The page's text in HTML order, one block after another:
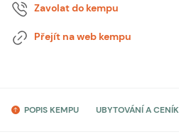
Zavolat do kempu
Přejít na web kempu
POPIS KEMPU UBYTOVÁNÍ A CENÍK